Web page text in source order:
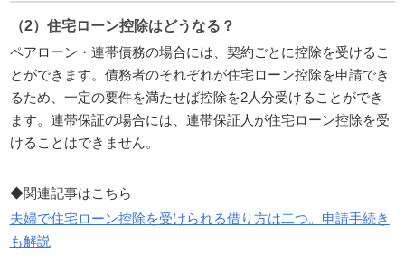
（2）住宅ローン控除はどうなる？
ペアローン・連帯債務の場合には、契約ごとに控除を受けるこ
とができます。債務者のそれぞれが住宅ローン控除を申請でき
るため、一定の要件を満たせば控除を2人分受けることができ
ます。連帯保証の場合には、連帯保証人が住宅ローン控除を受
けることはできません。
◆関連記事はこちら
夫婦で住宅ローン控除を受けられる借り方は二つ。申請手続き
も解説